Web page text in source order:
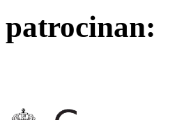
patrocinan: